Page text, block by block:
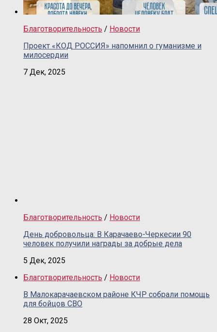
Благотворительность / Новости
Проект «КОД РОССИЯ» напомнил о гуманизме и
милосердии
7 Дек, 2025
Благотворительность / Новости
День добровольца: В Карачаево-Черкесии 90
человек получили награды за добрые дела
5 Дек, 2025
Благотворительность / Новости
В Малокарачаевском районе КЧР собрали помощь
для бойцов СВО
28 Окт, 2025